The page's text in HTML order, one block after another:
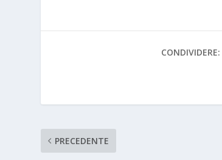
CONDIVIDERE:
PRECEDENTE